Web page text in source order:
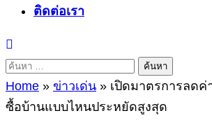
ติดต่อเรา
ค้นหา
สำหรับ:
Home » ข่าวเด่น » เปิดมาตรการลดค่
ซื้อบ้านแบบไหนประหยัดสูงสุด